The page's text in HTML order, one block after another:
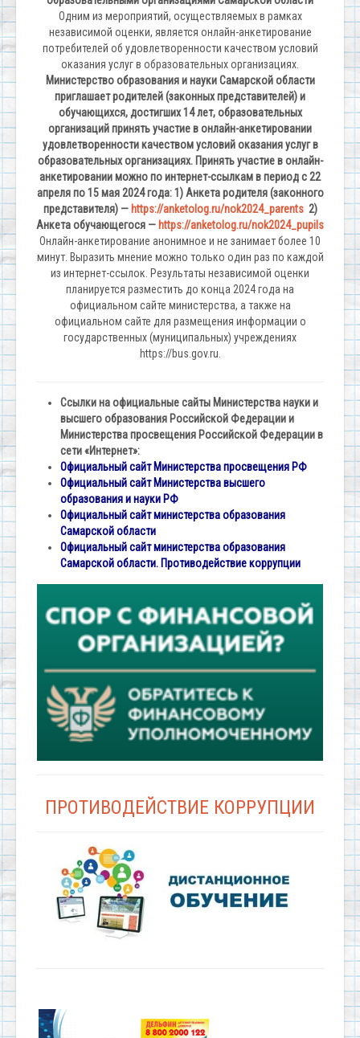
Одним из мероприятий, осуществляемых в рамках
независимой оценки, является онлайн-анкетирование
потребителей об удовлетворенности качеством условий
оказания услуг в образовательных организациях.
Министерство образования и науки Самарской области
приглашает родителей (законных представителей) и
обучающихся, достигших 14 лет, образовательных
организаций принять участие в онлайн-анкетировании
удовлетворенности качеством условий оказания услуг в
образовательных организациях. Принять участие в онлайн-
анкетировании можно по интернет-ссылкам в период с 22
апреля по 15 мая 2024 года: 1) Анкета родителя (законного
представителя) — https://anketolog.ru/nok2024_parents 2)
Анкета обучающегося — https://anketolog.ru/nok2024_pupils
Онлайн-анкетирование анонимное и не занимает более 10
минут. Выразить мнение можно только один раз по каждой
из интернет-ссылок. Результаты независимой оценки
планируется разместить до конца 2024 года на
официальном сайте министерства, а также на
официальном сайте для размещения информации о
государственных (муниципальных) учреждениях
https://bus.gov.ru.
Ссылки на официальные сайты Министерства науки и
высшего образования Российской Федерации и
Министерства просвещения Российской Федерации в
сети «Интернет»:
Официальный сайт Министерства просвещения РФ
Официальный сайт Министерства высшего
образования и науки РФ
Официальный сайт министерства образования
Самарской области
Официальный сайт министерства образования
Самарской области. Противодействие коррупции
ПРОТИВОДЕЙСТВИЕ КОРРУПЦИИ